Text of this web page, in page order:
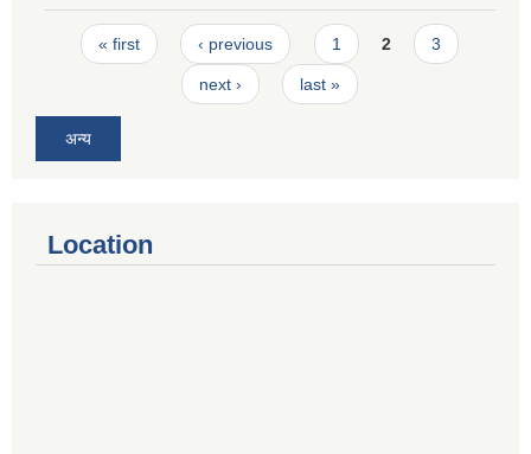
Pages
« first ‹ previous 1 2 3
next › last »
अन्य
Location